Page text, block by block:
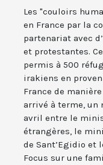
Les "couloirs
en France par la
partenariat avec
et protestantes.
permis à 500
irakiens en
France de
arrivé à terme, un
avril entre le
étrangères, le
de Sant’Egidio et
Focus sur une